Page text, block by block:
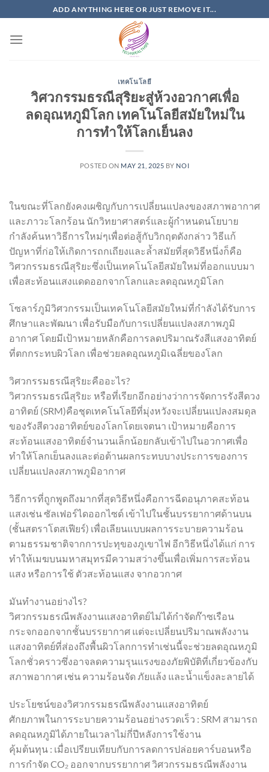
to
content
ADD ANYTHING HERE OR JUST REMOVE IT...
เทคโนโลยี
วิศวกรรมธรณีสุริยะสู่ห้วงอวกาศเพื่อ
ลดอุณหภูมิโลก เทคโนโลยีสมัยใหม่ใน
การทำให้โลกเย็นลง
POSTED ON MAY 21, 2025 BY NOI
ในขณะที่โลกยังคงเผชิญกับการเปลี่ยนแปลงของสภาพอากาศ
และภาวะโลกร้อน นักวิทยาศาสตร์และผู้กำหนดนโยบาย
กำลังค้นหาวิธีการใหม่ๆเพื่อต่อสู้กับวิกฤตดังกล่าว วิธีแก้
ปัญหาที่ก่อให้เกิดการถกเถียงและล้ำสมัยที่สุดวิธีหนึ่งก็คือ
วิศวกรรมธรณีสุริยะซึ่งเป็นเทคโนโลยีสมัยใหม่ที่ออกแบบมา
เพื่อสะท้อนแสงแดดออกจากโลกและลดอุณหภูมิโลก
โซลาร์ภูมิวิศวกรรมเป็นเทคโนโลยีสมัยใหม่ที่กำลังได้รับการ
ศึกษาและพัฒนา เพื่อรับมือกับการเปลี่ยนแปลงสภาพภูมิ
อากาศ โดยมีเป้าหมายหลักคือการลดปริมาณรังสีแสงอาทิตย์
ที่ตกกระทบผิวโลก เพื่อช่วยลดอุณหภูมิเฉลี่ยของโลก
วิศวกรรมธรณีสุริยะคืออะไร?
วิศวกรรมธรณีสุริยะ หรือที่เรียกอีกอย่างว่าการจัดการรังสีดวง
อาทิตย์ (SRM)คือชุดเทคโนโลยีที่มุ่งหวังจะเปลี่ยนแปลงสมดุล
ของรังสีดวงอาทิตย์ของโลกโดยเจตนา เป้าหมายคือการ
สะท้อนแสงอาทิตย์จำนวนเล็กน้อยกลับเข้าไปในอวกาศเพื่อ
ทำให้โลกเย็นลงและต่อต้านผลกระทบบางประการของการ
เปลี่ยนแปลงสภาพภูมิอากาศ
วิธีการที่ถูกพูดถึงมากที่สุดวิธีหนึ่งคือการฉีดอนุภาคสะท้อน
แสงเช่น ซัลเฟอร์ไดออกไซด์ เข้าไปในชั้นบรรยากาศด้านบน
(ชั้นสตราโตสเฟียร์) เพื่อเลียนแบบผลการระบายความร้อน
ตามธรรมชาติจากการปะทุของภูเขาไฟ อีกวิธีหนึ่งได้แก่ การ
ทำให้เมฆบนมหาสมุทรมีความสว่างขึ้นเพื่อเพิ่มการสะท้อน
แสง หรือการใช้ ตัวสะท้อนแสง จากอวกาศ
มันทำงานอย่างไร?
วิศวกรรมธรณีพลังงานแสงอาทิตย์ไม่ได้กำจัดก๊าซเรือน
กระจกออกจากชั้นบรรยากาศ แต่จะเปลี่ยนปริมาณพลังงาน
แสงอาทิตย์ที่ส่องถึงพื้นผิวโลกการทำเช่นนี้จะช่วยลดอุณหภูมิ
โลกชั่วคราวซึ่งอาจลดความรุนแรงของภัยพิบัติที่เกี่ยวข้องกับ
สภาพอากาศ เช่น ความร้อนจัด ภัยแล้ง และน้ำแข็งละลายได้
ประโยชน์ของวิศวกรรมธรณีพลังงานแสงอาทิตย์
ศักยภาพในการระบายความร้อนอย่างรวดเร็ว : SRM สามารถ
ลดอุณหภูมิได้ภายในเวลาไม่กี่ปีหลังการใช้งาน
คุ้มต้นทุน : เมื่อเปรียบเทียบกับการลดการปล่อยคาร์บอนหรือ
การกำจัด CO₂ ออกจากบรรยากาศ วิศวกรรมธรณีพลังงาน